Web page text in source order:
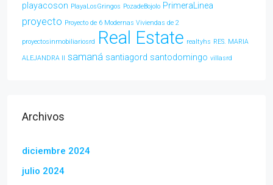
playacoson PlayaLosGringos PozadeBojolo PrimeraLinea
proyecto Proyecto de 6 Modernas Viviendas de 2
proyectosinmobiliariosrd Real Estate realtyhs RES. MARIA
ALEJANDRA ll samaná santiagord santodomingo villasrd
Archivos
diciembre 2024
julio 2024